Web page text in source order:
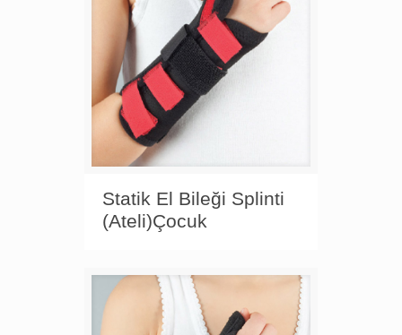
Statik El Bileği Splinti
(Ateli)Çocuk